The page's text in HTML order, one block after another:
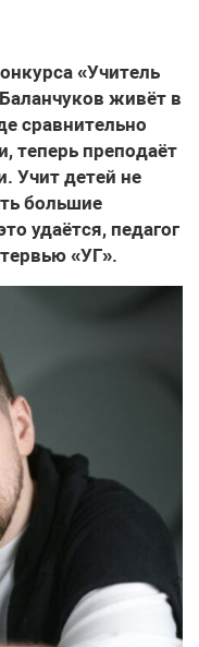
«Учитель
живёт в
сравнительно
теперь преподаёт
Учит детей не
большие
удаётся, педагог
«УГ».